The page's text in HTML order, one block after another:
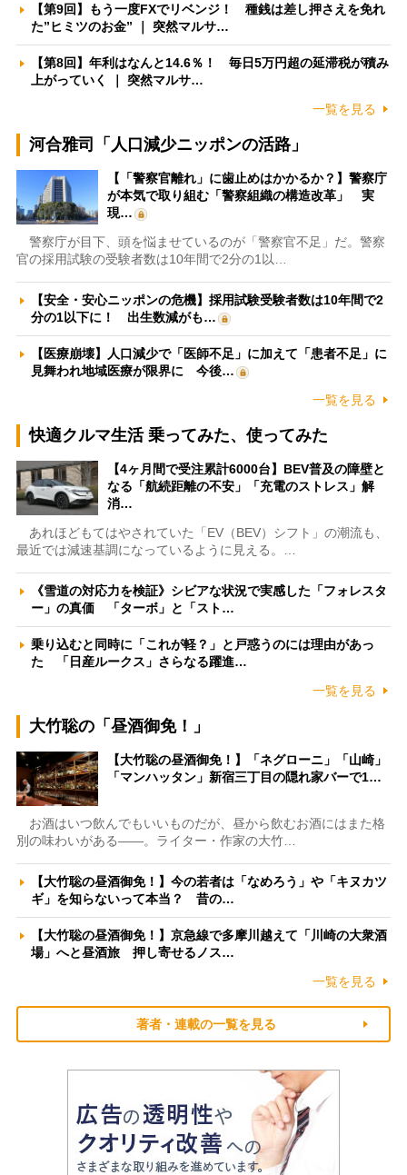
【第9回】もう一度FXでリベンジ！ 種銭は差し押さえを免れ
た”ヒミツのお金” ｜ 突然マルサ…
【第8回】年利はなんと14.6％！ 毎日5万円超の延滞税が積み
上がっていく ｜ 突然マルサ…
一覧を見る
河合雅司「人口減少ニッポンの活路」
【「警察官離れ」に歯止めはかかるか？】警察庁
が本気で取り組む「警察組織の構造改革」 実
現…
警察庁が目下、頭を悩ませているのが「警察官不足」だ。警察
官の採用試験の受験者数は10年間で2分の1以…
【安全・安心ニッポンの危機】採用試験受験者数は10年間で2
分の1以下に！ 出生数減がも…
【医療崩壊】人口減少で「医師不足」に加えて「患者不足」に
見舞われ地域医療が限界に 今後…
一覧を見る
快適クルマ生活 乗ってみた、使ってみた
【4ヶ月間で受注累計6000台】BEV普及の障壁と
なる「航続距離の不安」「充電のストレス」解
消…
あれほどもてはやされていた「EV（BEV）シフト」の潮流も、
最近では減速基調になっているように見える。…
《雪道の対応力を検証》シビアな状況で実感した「フォレスタ
ー」の真価 「ターボ」と「スト…
乗り込むと同時に「これが軽？」と戸惑うのには理由があっ
た 「日産ルークス」さらなる躍進…
一覧を見る
大竹聡の「昼酒御免！」
【大竹聡の昼酒御免！】「ネグローニ」「山崎」
「マンハッタン」新宿三丁目の隠れ家バーで1…
お酒はいつ飲んでもいいものだが、昼から飲むお酒にはまた格
別の味わいがある――。ライター・作家の大竹…
【大竹聡の昼酒御免！】今の若者は「なめろう」や「キヌカツ
ギ」を知らないって本当？ 昔の…
【大竹聡の昼酒御免！】京急線で多摩川越えて「川崎の大衆酒
場」へと昼酒旅 押し寄せるノス…
一覧を見る
著者・連載の一覧を見る